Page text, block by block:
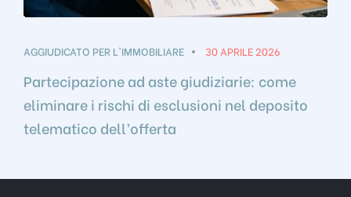
AGGIUDICATO PER L'IMMOBILIARE 30 APRILE 2026
Partecipazione ad aste giudiziarie: come
eliminare i rischi di esclusioni nel deposito
telematico dell’offerta